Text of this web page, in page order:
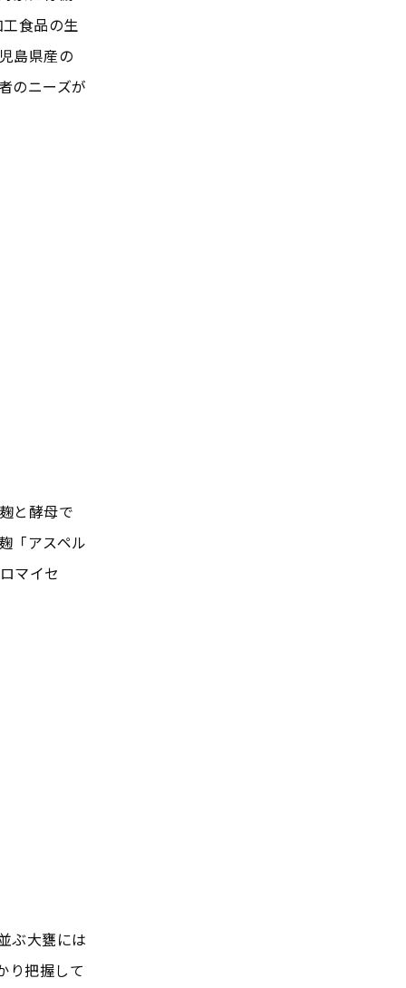
食品の生
島県産の
のニーズが
と酵母で
「アスペル
マイセ
ぶ大甕には
り把握して